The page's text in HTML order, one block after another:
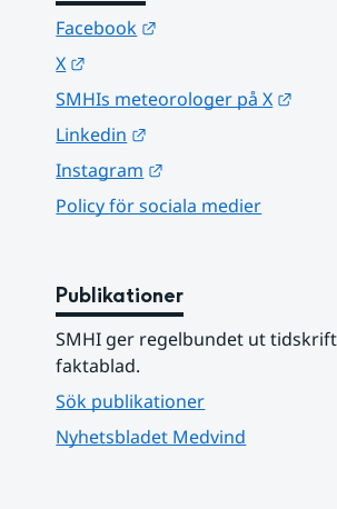
Facebook
X
SMHIs meteorologer på X
Linkedin
Instagram
Policy för sociala medier
Publikationer
SMHI ger regelbundet ut
faktablad.
Sök publikationer
Nyhetsbladet Medvind